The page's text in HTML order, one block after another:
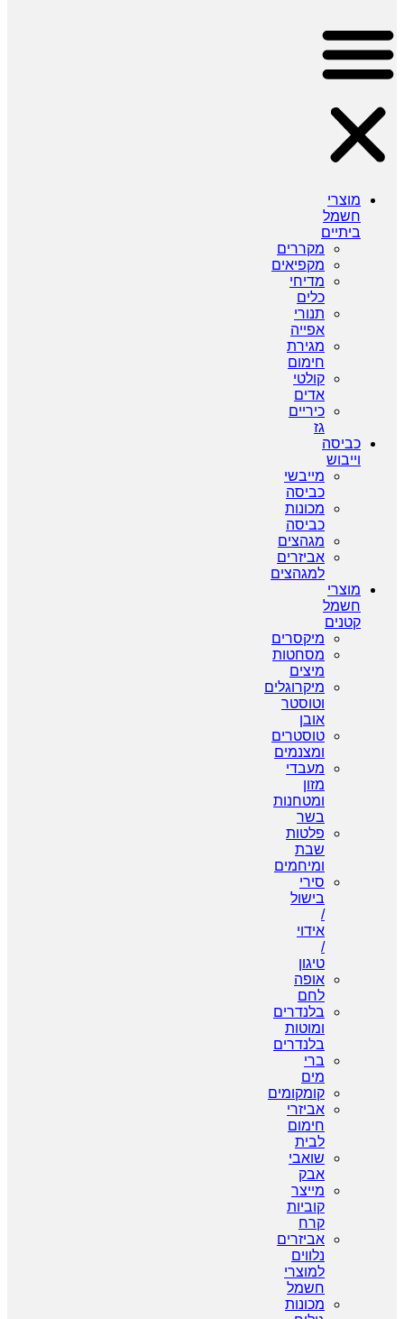
מוצרי
חשמל
ביתיים
מקררים
מקפיאים
מדיחי
כלים
תנורי
אפייה
מגירת
חימום
קולטי
אדים
כיריים
גז
כביסה
וייבוש
מייבשי
כביסה
מכונות
כביסה
מגהצים
אביזרים
למגהצים
מוצרי
חשמל
קטנים
מיקסרים
מסחטות
מיצים
מיקרוגלים
וטוסטר
אובן
טוסטרים
ומצנמים
מעבדי
מזון
ומטחנות
בשר
פלטות
שבת
ומיחמים
סירי
בישול
/
אידוי
/
טיגון
אופה
לחם
בלנדרים
ומוטות
בלנדרים
ברי
מים
קומקומים
אביזרי
חימום
לבית
שואבי
אבק
מייצר
קוביות
קרח
אביזרים
נלווים
למוצרי
חשמל
מכונות